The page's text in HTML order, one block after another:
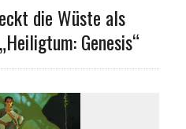
die Wüste als
Genesis“